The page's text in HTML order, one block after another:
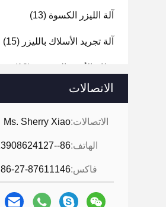
آلة الليزر الكسوة (13)
آلة تجريد الأسلاك بالليزر (15)
نظام الأتمتة الروبوتية (19)
آلة ثني رسالة القناة
آلة القطع بالليزر (8)
الاتصالات
الاتصالات:Ms. Sherry Xiao
الهاتف:86--13908624127
فاكس:86-27-87611146